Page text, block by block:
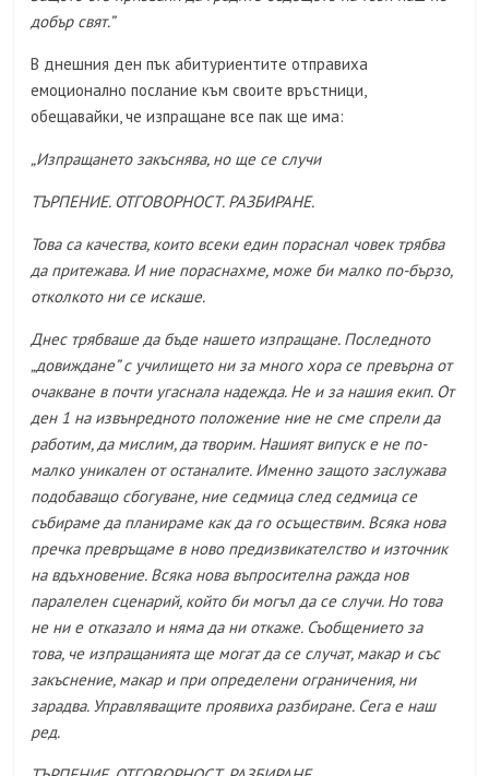
добър свят.”
В днешния ден пък абитуриентите отправиха
емоционално послание към своите връстници,
обещавайки, че изпращане все пак ще има:
„Изпращането закъснява, но ще се случи
ТЪРПЕНИЕ. ОТГОВОРНОСТ. РАЗБИРАНЕ.
Това са качества, които всеки един пораснал човек трябва
да притежава. И ние пораснахме, може би малко по-бързо,
отколкото ни се искаше.
Днес трябваше да бъде нашето изпращане. Последното
„довиждане” с училището ни за много хора се превърна от
очакване в почти угаснала надежда. Не и за нашия екип. От
ден 1 на извънредното положение ние не сме спрели да
работим, да мислим, да творим. Нашият випуск е не по-
малко уникален от останалите. Именно защото заслужава
подобаващо сбогуване, ние седмица след седмица се
събираме да планираме как да го осъществим. Всяка нова
пречка превръщаме в ново предизвикателство и източник
на вдъхновение. Всяка нова въпросителна ражда нов
паралелен сценарий, който би могъл да се случи. Но това
не ни е отказало и няма да ни откаже. Съобщението за
това, че изпращанията ще могат да се случат, макар и със
закъснение, макар и при определени ограничения, ни
зарадва. Управляващите проявиха разбиране. Сега е наш
ред.